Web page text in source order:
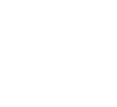
並採取法律行動。